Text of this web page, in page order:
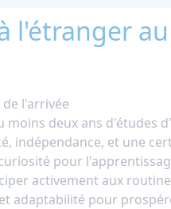
l'étranger
l'arrivée
moins deux ans d'études
indépendance, et une
pour
activement aux
adaptabilité pour